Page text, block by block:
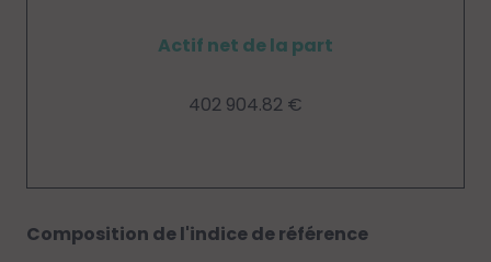
Actif net de la part
402 904.82 €
Composition de l'indice de référence